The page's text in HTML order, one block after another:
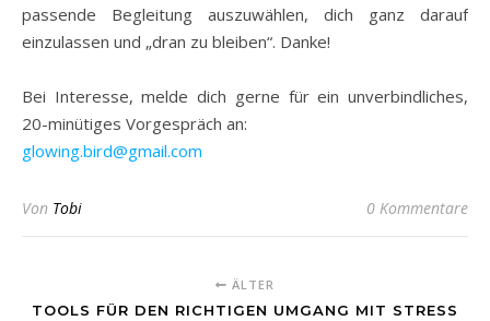
passende Begleitung auszuwählen, dich ganz darauf
einzulassen und „dran zu bleiben“. Danke!
Bei Interesse, melde dich gerne für ein unverbindliches,
20-minütiges Vorgespräch an:
glowing.bird@gmail.com
Von Tobi 0 Kommentare
ÄLTER
TOOLS FÜR DEN RICHTIGEN UMGANG MIT STRESS